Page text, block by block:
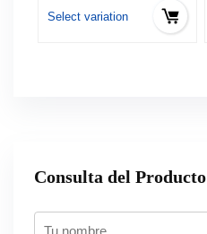
hasta
$149.00
Select variation
Consulta del Producto